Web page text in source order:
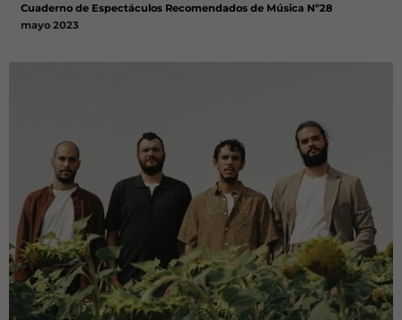
Cuaderno de Espectáculos Recomendados de Música Nº28
mayo 2023